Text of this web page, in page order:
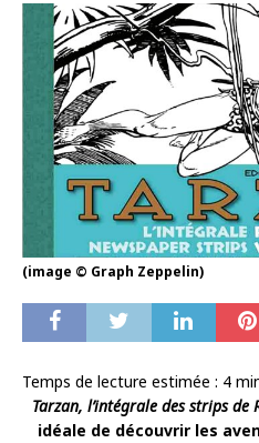
(image © Graph Zeppelin)
Temps de lecture estimée : 4
Tarzan, l’intégrale des strips de
idéale de découvrir les